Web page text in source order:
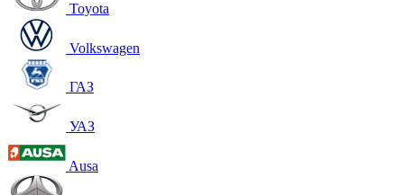
Toyota
Volkswagen
ГАЗ
УАЗ
Ausa